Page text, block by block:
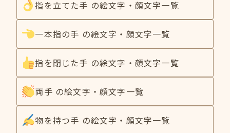
指を立てた手 の絵文字・顔文字一覧
一本指の手 の絵文字・顔文字一覧
指を閉じた手 の絵文字・顔文字一覧
両手 の絵文字・顔文字一覧
物を持つ手 の絵文字・顔文字一覧